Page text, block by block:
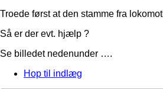
Troede først at den stamme fra
Så er der evt. hjælp ?
Se billedet nedenunder ….
Hop til indlæg